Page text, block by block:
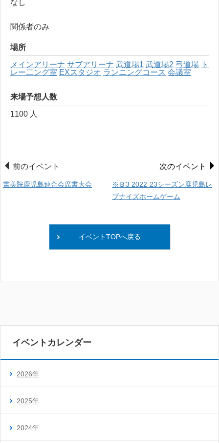
なし
関係者のみ
場所
メインアリーナ サブアリーナ 武道場1 武道場2 弓道場 ト
レー二ング室 EXスタジオ ランニングコース 会議室
来場予想人数
1100 人
前のイベント
書美院鹿児島連合会席書大会
次のイベント
※Ｂ3 2022-23シーズン鹿児島レ
ブナイズホームゲーム
イベントTOPへ戻る
イベントカレンダー
2026年
2025年
2024年